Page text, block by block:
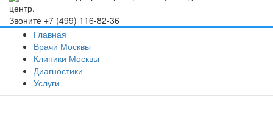
центр.
Звоните +7 (499) 116-82-36
Главная
Врачи Москвы
Клиники Москвы
Диагностики
Услуги